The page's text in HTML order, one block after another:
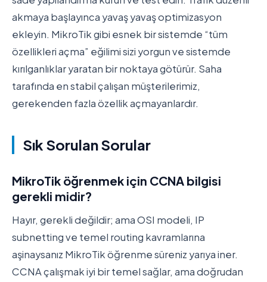
akmaya başlayınca yavaş yavaş optimizasyon
ekleyin. MikroTik gibi esnek bir sistemde “tüm
özellikleri açma” eğilimi sizi yorgun ve sistemde
kırılganlıklar yaratan bir noktaya götürür. Saha
tarafında en stabil çalışan müşterilerimiz,
gerekenden fazla özellik açmayanlardır.
Sık Sorulan Sorular
MikroTik öğrenmek için CCNA bilgisi
gerekli midir?
Hayır, gerekli değildir; ama OSI modeli, IP
subnetting ve temel routing kavramlarına
aşinaysanız MikroTik öğrenme süreniz yarıya iner.
CCNA çalışmak iyi bir temel sağlar, ama doğrudan